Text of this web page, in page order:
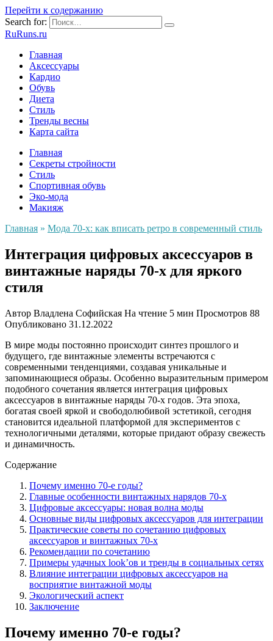
Перейти к содержанию
Search for:
RuRuns.ru
Главная
Аксессуары
Кардио
Обувь
Диета
Стиль
Тренды весны
Карта сайта
Главная
Секреты стройности
Стиль
Спортивная обувь
Эко-мода
Макияж
Главная » Мода 70-х: как вписать ретро в современный стиль
Интеграция цифровых аксессуаров в
винтажные наряды 70-х для яркого
стиля
Автор Владлена Софийская На чтение 5 мин Просмотров 88
Опубликовано 31.12.2022
В мире моды постоянно происходит синтез прошлого и
будущего, где винтажные элементы встречаются с
современными тенденциями, создавая уникальные и
запоминающиеся образы. Особенно выразительным примером
подобного сочетания является интеграция цифровых
аксессуаров в винтажные наряды 70-х годов. Эта эпоха,
богатая своей яркой и свободолюбивой эстетикой, сегодня
становится идеальной платформой для экспериментов с
технологичными деталями, которые придают образу свежесть
и динамичность.
Содержание
Почему именно 70-е годы?
Главные особенности винтажных нарядов 70-х
Цифровые аксессуары: новая волна моды
Основные виды цифровых аксессуаров для интеграции
Практические советы по сочетанию цифровых
аксессуаров и винтажных 70-х
Рекомендации по сочетанию
Примеры удачных look’ов и тренды в социальных сетях
Влияние интеграции цифровых аксессуаров на
восприятие винтажной моды
Экологический аспект
Заключение
Почему именно 70-е годы?